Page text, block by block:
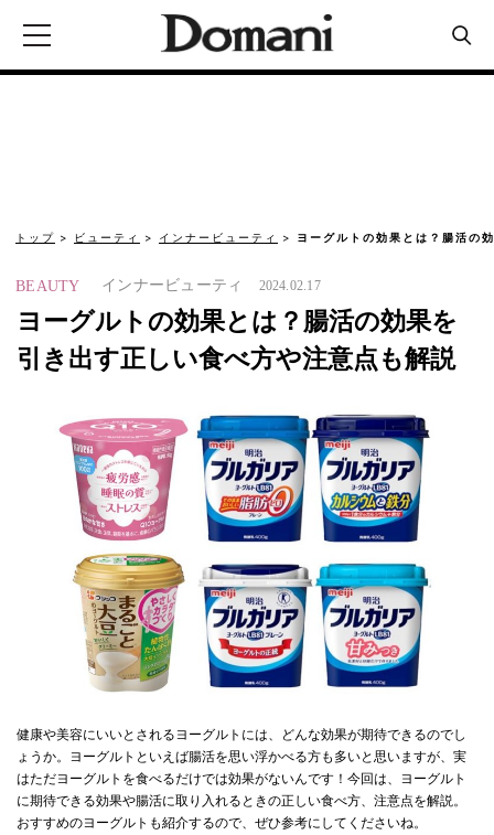
トップ ビューティ インナービューティ ヨーグルトの効果とは？腸活の
BEAUTY インナービューティ 2024.02.17
ヨーグルトの効果とは？腸活の効果を
引き出す正しい食べ方や注意点も解説
健康や美容にいいとされるヨーグルトには、どんな効果が期待できるのでし
ょうか。ヨーグルトといえば腸活を思い浮かべる方も多いと思いますが、実
はただヨーグルトを食べるだけでは効果がないんです！今回は、ヨーグルト
に期待できる効果や腸活に取り入れるときの正しい食べ方、注意点を解説。
おすすめのヨーグルトも紹介するので、ぜひ参考にしてくださいね。